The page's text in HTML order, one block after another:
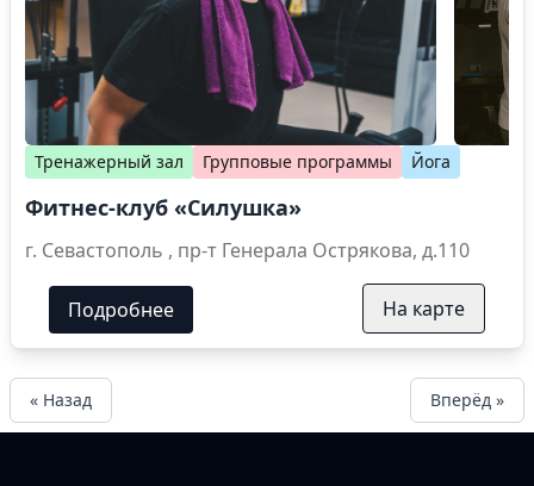
Тренажерный зал Групповые программы Йога
Фитнес-клуб «Силушка»
г. Севастополь , пр-т Генерала Острякова, д.110
Подробнее На карте
« Назад Вперёд »